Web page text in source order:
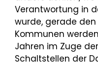
Verantwortung in
wurde, gerade
Kommunen
Jahren im Zuge
Schaltstellen der